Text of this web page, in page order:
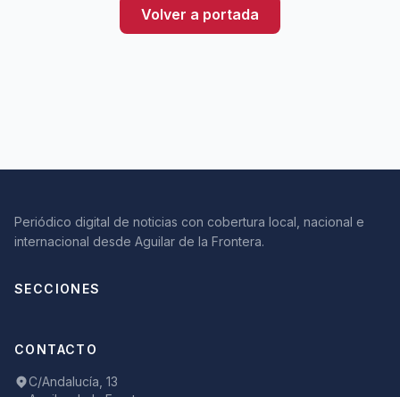
Volver a portada
Periódico digital de noticias con cobertura local, nacional e
internacional desde Aguilar de la Frontera.
SECCIONES
CONTACTO
C/Andalucía, 13